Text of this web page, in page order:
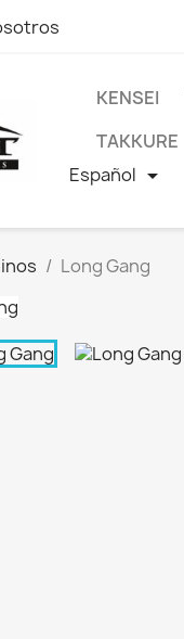
KENSEI
TAKKURE
Español 
Long Gang